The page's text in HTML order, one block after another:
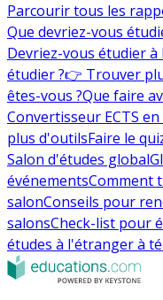
Parcourir tous les
Que devriez-vous
Devriez-vous étudier à
étudier ?👉 Trouver
êtes-vous ?Que faire
Convertisseur ECTS
plus d'outilsFaire le
Salon d'études global
événementsComment
salonConseils pour
salonsCheck-list pour
études à l'étranger à